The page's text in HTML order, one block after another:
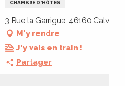
CHAMBRE D'HÔTES
3 Rue la Garrigue, 46160 Calvignac
M'y rendre
J'y vais en train !
Partager